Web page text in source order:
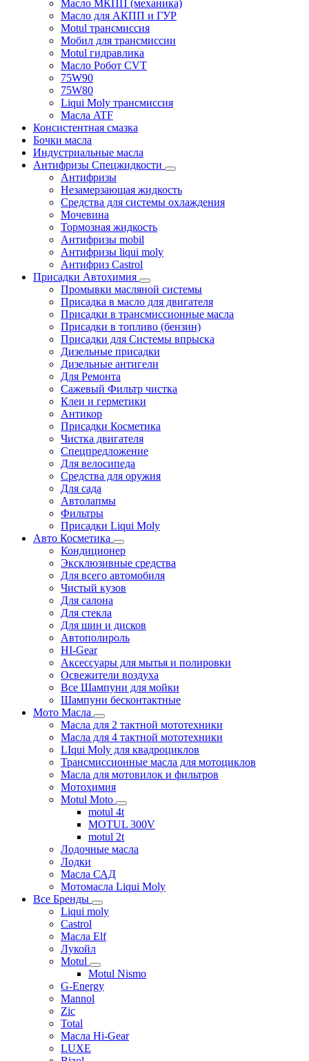
Масло МКПП (механика)
Масло для АКПП и ГУР
Motul трансмиссия
Мобил для трансмиссии
Motul гидравлика
Масло Робот CVT
75W90
75W80
Liqui Moly трансмиссия
Масла ATF
Консистентная смазка
Бочки масла
Индустриальные масла
Антифризы Спецжидкости
Антифризы
Незамерзающая жидкость
Средства для системы охлаждения
Мочевина
Тормозная жидкость
Антифризы mobil
Антифризы liqui moly
Антифриз Castrol
Присадки Автохимия
Промывки масляной системы
Присадка в масло для двигателя
Присадки в трансмиссионные масла
Присадки в топливо (бензин)
Присадки для Системы впрыска
Дизельные присадки
Дизельные антигели
Для Ремонта
Сажевый Фильтр чистка
Клеи и герметики
Антикор
Присадки Косметика
Чистка двигателя
Спецпредложение
Для велосипеда
Средства для оружия
Для сада
Автолапмы
Фильтры
Присадки Liqui Moly
Авто Косметика
Кондиционер
Эксклюзивные средства
Для всего автомобиля
Чистый кузов
Для салона
Для стекла
Для шин и дисков
Автополироль
HI-Gear
Аксессуары для мытья и полировки
Освежители воздуха
Все Шампуни для мойки
Шампуни бесконтактные
Мото Масла
Масла для 2 тактной мототехники
Масла для 4 тактной мототехники
LIqui Moly для квадроциклов
Трансмиссионные масла для мотоциклов
Масла для мотовилок и фильтров
Мотохимия
Motul Moto
motul 4t
MOTUL 300V
motul 2t
Лодочные масла
Лодки
Масла САД
Мотомасла Liqui Moly
Все Бренды
Liqui moly
Castrol
Масла Elf
Лукойл
Motul
Motul Nismo
G-Energy
Mannol
Zic
Total
Масла Hi-Gear
LUXE